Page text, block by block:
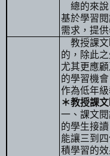
總的來
基於學習
需求，提
教授課
的，除此
尤其更應
的學習機
作為低年級
＊教授課文
一、課文
的學生接
能讓三到
積學習的